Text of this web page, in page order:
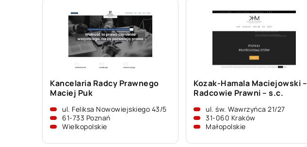
Kancelaria Radcy Prawnego
Maciej Puk
ul. Feliksa Nowowiejskiego 43/5
61-733 Poznań
Wielkopolskie
Kozak-Hamala Maciejowski –
Radcowie Prawni – s.c.
ul. św. Wawrzyńca 21/27
31-060 Kraków
Małopolskie